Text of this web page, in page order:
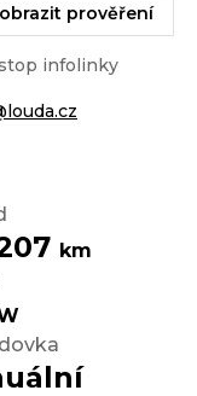
km
prověření
infolinky